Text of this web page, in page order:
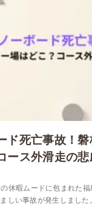
ド死亡事故！
ース外滑走の
休暇ムードに包まれた
しい事故が発生しまし